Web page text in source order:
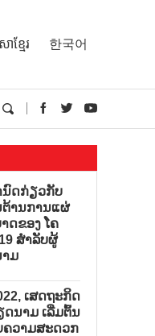
ខ្មែរ 한국어
ນົດກ່ຽວກັບ
ຕ້ານການແຜ່
ດຂອງ ໂຄ
ສຳລັບຜູ້
າມ
ເສດຖະກິດ
ດນາມ ເລີ່ມຕົ້ນ
ຄວາມສະດວກ